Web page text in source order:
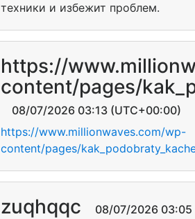
техники и избежит проблем.
https://
content/pages/
08/07/2026 03:13 (UTC+00:00)
https://www.millionwaves.com/wp-
content/pages/
zuqhqqc 08/07/2026 03:05